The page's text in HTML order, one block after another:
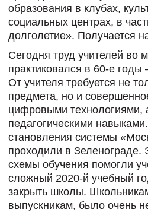
образования в клубах,
социальных центрах, в
долголетие». Получается
Сегодня труд учителей во
практиковался в 60-е
От учителя требуется не
предмета, но и
цифровыми технологиями,
педагогическими
становления системы
проходили в
схемы обучения помогли
сложный 2020-й учебный
закрыть школы.
выпускникам, было очень